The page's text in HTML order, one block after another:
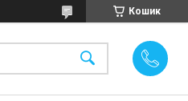
Кошик